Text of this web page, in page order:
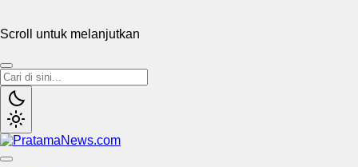
Scroll untuk melanjutkan